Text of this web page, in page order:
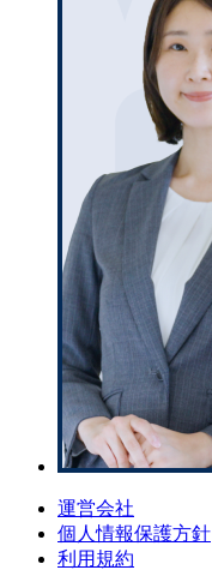
運営会社
個人情報保護方針
利用規約